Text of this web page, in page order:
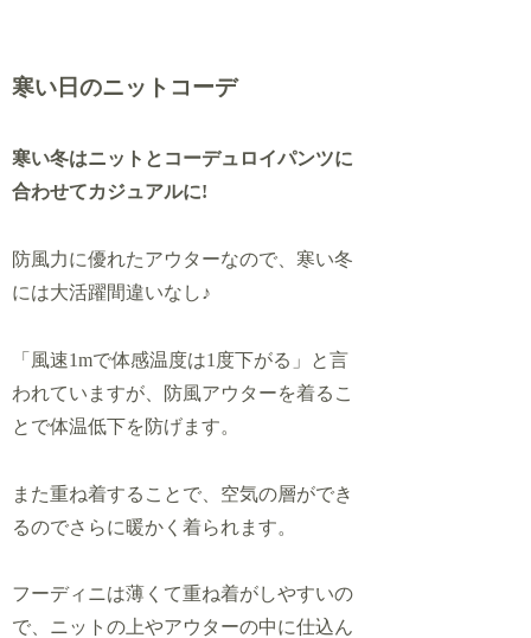
寒い日のニットコーデ
寒い冬はニットとコーデュロイパンツに
合わせてカジュアルに!
防風力に優れたアウターなので、寒い冬
には大活躍間違いなし♪
「風速1mで体感温度は1度下がる」と言
われていますが、防風アウターを着るこ
とで体温低下を防げます。
また重ね着することで、空気の層ができ
るのでさらに暖かく着られます。
フーディニは薄くて重ね着がしやすいの
で、ニットの上やアウターの中に仕込ん